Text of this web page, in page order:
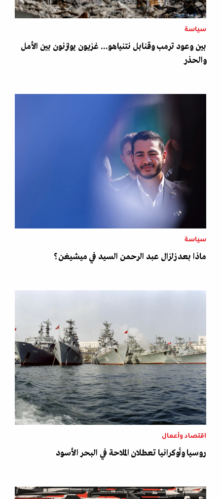
سياسة
بين وعود ترمب وقنابل نتنياهو... غزيون يوازنون بين الأمل
والحذر
سياسة
ماذا بعد زلزال عبد الرحمن السيد في ميشيغن؟
اقتصاد وأعمال
روسيا وأوكرانيا تعطلان الملاحة في البحر الأسود